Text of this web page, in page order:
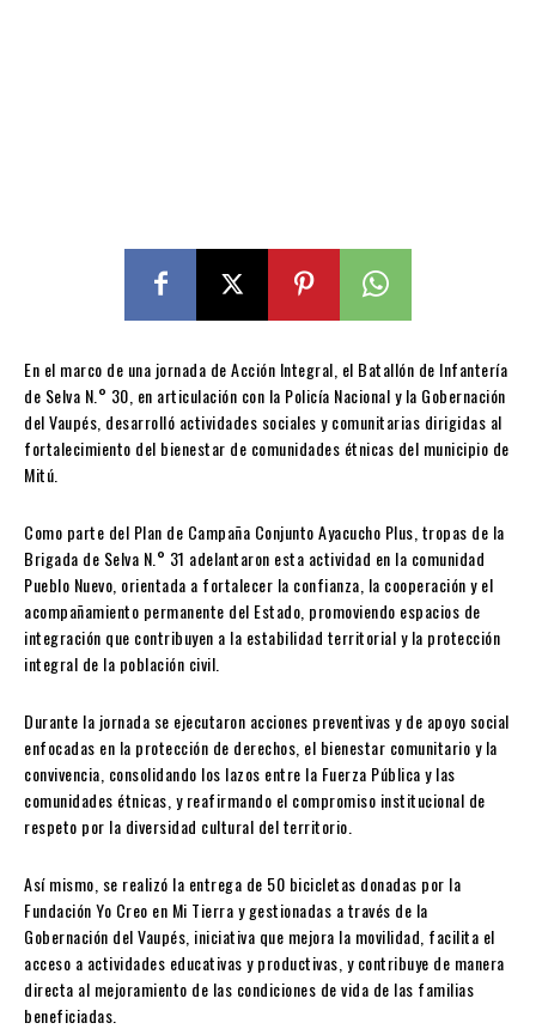
En el marco de una jornada de Acción Integral, el Batallón de Infantería
de Selva N.° 30, en articulación con la Policía Nacional y la Gobernación
del Vaupés, desarrolló actividades sociales y comunitarias dirigidas al
fortalecimiento del bienestar de comunidades étnicas del municipio de
Mitú.
Como parte del Plan de Campaña Conjunto Ayacucho Plus, tropas de la
Brigada de Selva N.° 31 adelantaron esta actividad en la comunidad
Pueblo Nuevo, orientada a fortalecer la confianza, la cooperación y el
acompañamiento permanente del Estado, promoviendo espacios de
integración que contribuyen a la estabilidad territorial y la protección
integral de la población civil.
Durante la jornada se ejecutaron acciones preventivas y de apoyo social
enfocadas en la protección de derechos, el bienestar comunitario y la
convivencia, consolidando los lazos entre la Fuerza Pública y las
comunidades étnicas, y reafirmando el compromiso institucional de
respeto por la diversidad cultural del territorio.
Así mismo, se realizó la entrega de 50 bicicletas donadas por la
Fundación Yo Creo en Mi Tierra y gestionadas a través de la
Gobernación del Vaupés, iniciativa que mejora la movilidad, facilita el
acceso a actividades educativas y productivas, y contribuye de manera
directa al mejoramiento de las condiciones de vida de las familias
beneficiadas.